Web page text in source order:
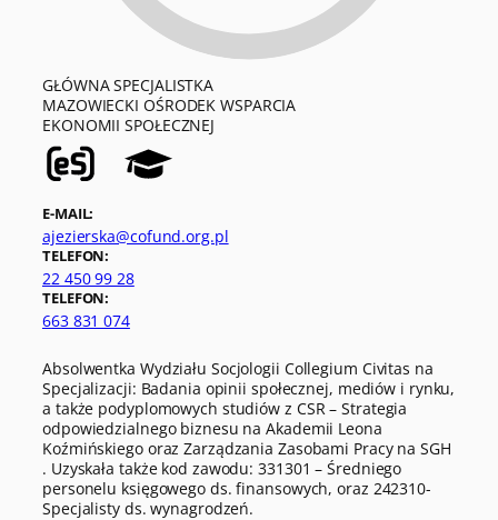
GŁÓWNA SPECJALISTKA
MAZOWIECKI OŚRODEK WSPARCIA
EKONOMII SPOŁECZNEJ
E-MAIL:
ajezierska@cofund.org.pl
TELEFON:
22 450 99 28
TELEFON:
663 831 074
Absolwentka Wydziału Socjologii Collegium Civitas na
Specjalizacji: Badania opinii społecznej, mediów i rynku,
a także podyplomowych studiów z CSR – Strategia
odpowiedzialnego biznesu na Akademii Leona
Koźmińskiego oraz Zarządzania Zasobami Pracy na SGH
. Uzyskała także kod zawodu: 331301 – Średniego
personelu księgowego ds. finansowych, oraz 242310-
Specjalisty ds. wynagrodzeń.